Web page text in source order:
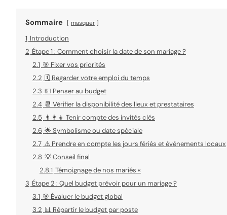
Sommaire masquer
1 Introduction
2 Étape 1 : Comment choisir la date de son mariage ?
2.1 🎯 Fixer vos priorités
2.2 🗓️ Regarder votre emploi du temps
2.3 💵 Penser au budget
2.4 📆 Vérifier la disponibilité des lieux et prestataires
2.5 👨‍👩‍👧 Tenir compte des invités clés
2.6 🌟 Symbolisme ou date spéciale
2.7 ⚠️ Prendre en compte les jours fériés et événements locaux
2.8 💡 Conseil final
2.8.1 Témoignage de nos mariés «
3 Étape 2 : Quel budget prévoir pour un mariage ?
3.1 🎯 Évaluer le budget global
3.2 📊 Répartir le budget par poste